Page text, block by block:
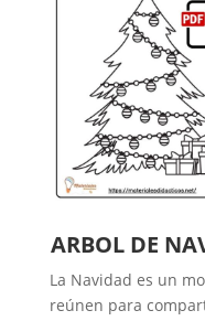
ARBOL DE
La Navidad es un
reúnen para